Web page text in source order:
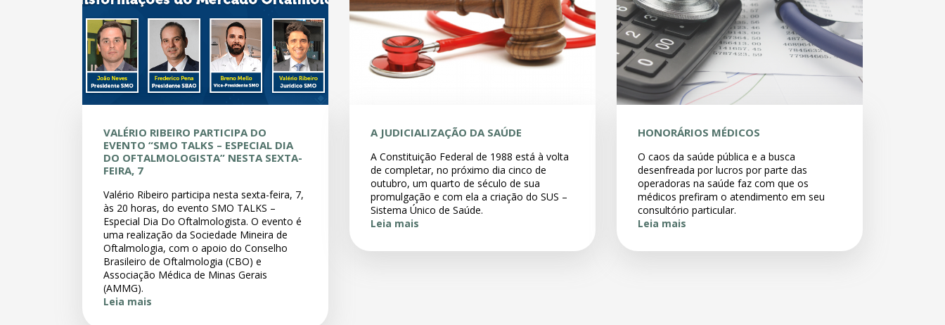
VALÉRIO RIBEIRO PARTICIPA DO
EVENTO “SMO TALKS – ESPECIAL DIA
DO OFTALMOLOGISTA” NESTA SEXTA-
FEIRA, 7
Valério Ribeiro participa nesta sexta-feira, 7,
às 20 horas, do evento SMO TALKS –
Especial Dia Do Oftalmologista. O evento é
uma realização da Sociedade Mineira de
Oftalmologia, com o apoio do Conselho
Brasileiro de Oftalmologia (CBO) e
Associação Médica de Minas Gerais
(AMMG).
Leia mais
A JUDICIALIZAÇÃO DA SAÚDE
A Constituição Federal de 1988 está à volta
de completar, no próximo dia cinco de
outubro, um quarto de século de sua
promulgação e com ela a criação do SUS –
Sistema Único de Saúde.
Leia mais
HONORÁRIOS MÉDICOS
O caos da saúde pública e a busca
desenfreada por lucros por parte das
operadoras na saúde faz com que os
médicos prefiram o atendimento em seu
consultório particular.
Leia mais